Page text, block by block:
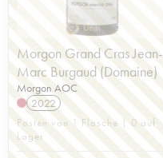
Morgon Grand Cras Jean-
Marc Burgaud (Domaine)
Morgon AOC
2022
Posten von 1 Flasche | 0 auf
Lager